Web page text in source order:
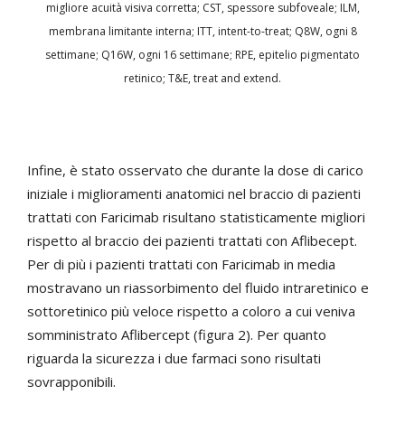
migliore acuità visiva corretta; CST, spessore subfoveale; ILM,
membrana limitante interna; ITT, intent-to-treat; Q8W, ogni 8
settimane; Q16W, ogni 16 settimane; RPE, epitelio pigmentato
retinico; T&E, treat and extend.
Infine, è stato osservato che durante la dose di carico
iniziale i miglioramenti anatomici nel braccio di pazienti
trattati con Faricimab risultano statisticamente migliori
rispetto al braccio dei pazienti trattati con Aflibecept.
Per di più i pazienti trattati con Faricimab in media
mostravano un riassorbimento del fluido intraretinico e
sottoretinico più veloce rispetto a coloro a cui veniva
somministrato Aflibercept (figura 2). Per quanto
riguarda la sicurezza i due farmaci sono risultati
sovrapponibili.